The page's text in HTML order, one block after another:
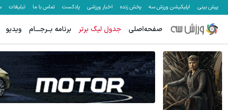
پیش بینی اپلیکیشن ورزش سه پخش زنده اخبار ورزشی پادکست تماس با ما تبلیغات
صفحه‌اصلی جدول لیگ برتر برنامه بــرجـــام ویدیو